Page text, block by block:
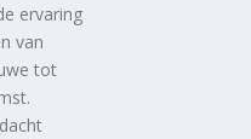
ervaring
van
tot